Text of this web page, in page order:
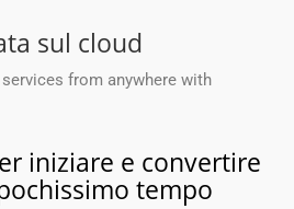
sul cloud
from anywhere with
iniziare e convertire
tempo